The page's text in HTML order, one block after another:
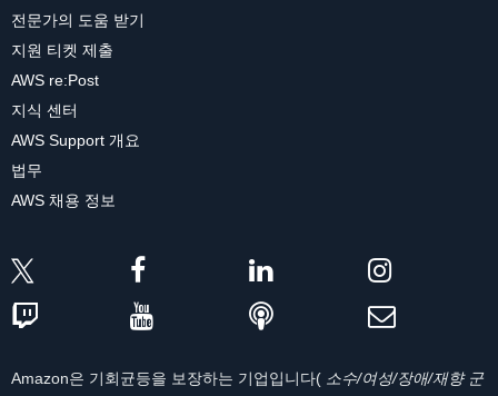
전문가의 도움 받기
지원 티켓 제출
AWS re:Post
지식 센터
AWS Support 개요
법무
AWS 채용 정보
Amazon은 기회균등을 보장하는 기업입니다( 소수/여성/장애/재향 군